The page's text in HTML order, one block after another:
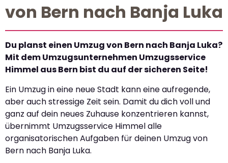
von Bern nach Banja Luka
Du planst einen Umzug von Bern nach Banja Luka?
Mit dem Umzugsunternehmen Umzugsservice
Himmel aus Bern bist du auf der sicheren Seite!
Ein Umzug in eine neue Stadt kann eine aufregende,
aber auch stressige Zeit sein. Damit du dich voll und
ganz auf dein neues Zuhause konzentrieren kannst,
übernimmt Umzugsservice Himmel alle
organisatorischen Aufgaben für deinen Umzug von
Bern nach Banja Luka.